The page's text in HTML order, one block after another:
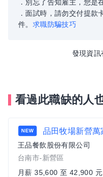
．別忘了告知雇主，您是
．面試時，請勿交付提款
件。 求職防騙技巧
發現資訊
看過此職缺的人
NEW 品田牧場新營
王品餐飲股份有限公司
台南市-新營區
月薪 35,600 至 42,900 元